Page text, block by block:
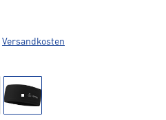
Versandkosten